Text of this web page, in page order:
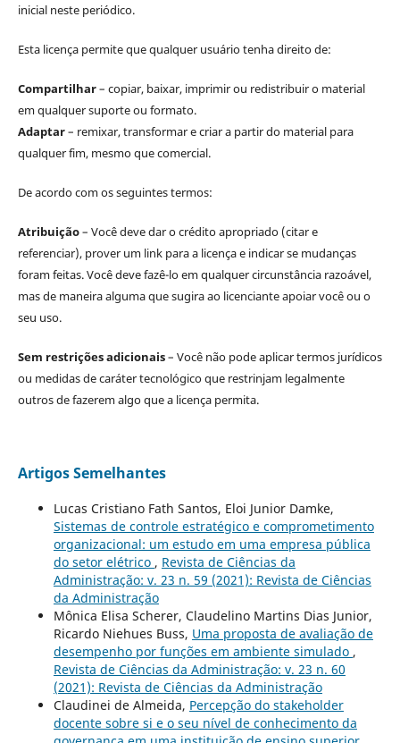
inicial neste periódico.
Esta licença permite que qualquer usuário tenha direito de:
Compartilhar– copiar, baixar, imprimir ou redistribuir o material
em qualquer suporte ou formato.
Adaptar– remixar, transformar e criar a partir do material para
qualquer fim, mesmo que comercial.
De acordo com os seguintes termos:
Atribuição– Você deve dar o crédito apropriado (citar e
referenciar), prover um link para a licença e indicar se mudanças
foram feitas. Você deve fazê-lo em qualquer circunstância razoável,
mas de maneira alguma que sugira ao licenciante apoiar você ou o
seu uso.
Sem restrições adicionais– Você não pode aplicar termos jurídicos
ou medidas de caráter tecnológico que restrinjam legalmente
outros de fazerem algo que a licença permita.
Artigos Semelhantes
Lucas Cristiano Fath Santos, Eloi Junior Damke,
Sistemas de controle estratégico e comprometimento
organizacional: um estudo em uma empresa pública
do setor elétrico , Revista de Ciências da
Administração: v. 23 n. 59 (2021): Revista de Ciências
da Administração
Mônica Elisa Scherer, Claudelino Martins Dias Junior,
Ricardo Niehues Buss, Uma proposta de avaliação de
desempenho por funções em ambiente simulado ,
Revista de Ciências da Administração: v. 23 n. 60
(2021): Revista de Ciências da Administração
Claudinei de Almeida, Percepção do stakeholder
docente sobre si e o seu nível de conhecimento da